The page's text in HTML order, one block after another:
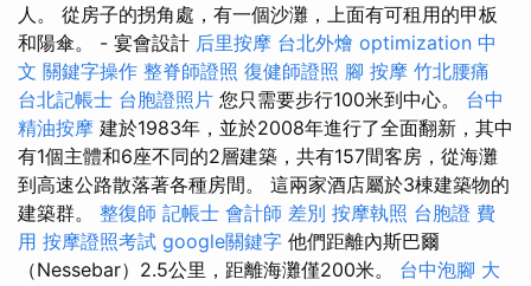
人。 從房子的拐角處，有一個沙灘，上面有可租用的甲板
和陽傘。 - 宴會設計 后里按摩 台北外燴 optimization 中
文 關鍵字操作 整脊師證照 復健師證照 腳 按摩 竹北腰痛
台北記帳士 台胞證照片 您只需要步行100米到中心。 台中
精油按摩 建於1983年，並於2008年進行了全面翻新，其中
有1個主體和6座不同的2層建築，共有157間客房，從海灘
到高速公路散落著各種房間。 這兩家酒店屬於3棟建築物的
建築群。 整復師 記帳士 會計師 差別 按摩執照 台胞證 費
用 按摩證照考試 google關鍵字 他們距離內斯巴爾
（Nessebar）2.5公里，距離海灘僅200米。 台中泡腳 大